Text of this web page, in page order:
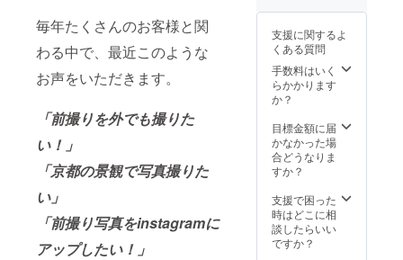
毎年たくさんのお客様と関
わる中で、最近このような
お声をいただきます。
「前撮りを外でも撮りた
い！」
「京都の景観で写真撮りた
い」
「前撮り写真をinstagramに
アップしたい！」
ムでの
ン掲載
＊成人
式当日
も、ヘ
アセッ
別途ご
予約可
能で
す。
支援に関するよ
くある質問
手数料はいく
らかかります
か？
目標金額に届
かなかった場
合どうなりま
すか？
支援で困った
時はどこに相
談したらいい
ですか？